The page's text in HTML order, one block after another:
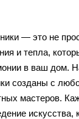
— это не
и тепла,
в ваш дом.
созданы с
мастеров.
искусства,